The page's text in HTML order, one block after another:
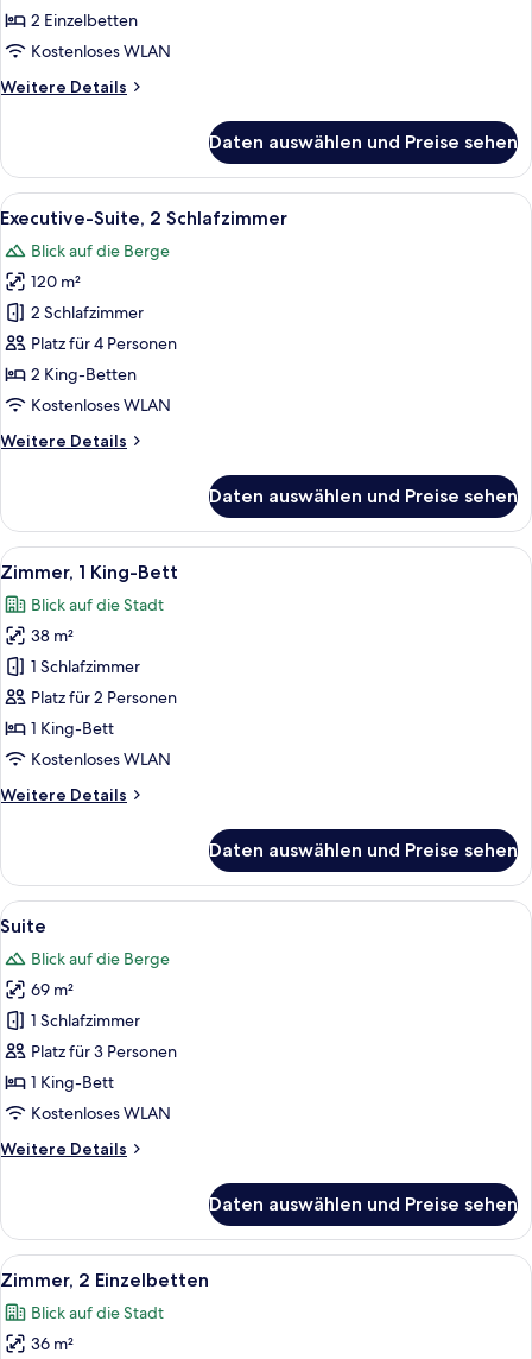
anzeigen
2 Einzelbetten
Kostenloses WLAN
Weitere Details
Weitere
Zimmer,
2 Einzelbetten
Daten auswählen und Preise sehen
Alle
Fotos
für
Executive-
Suite,
2 Schlafzimmer
anzeigen
Ein modernes Hotelzimmer mit Bett,
7
Executive-Suite, 2 Schlafzimmer
Blick auf die Berge
120 m²
2 Schlafzimmer
Platz für 4 Personen
2 King-Betten
Kostenloses WLAN
Weitere Details
Weitere
Suite,
2 Schlafzimmer
Daten auswählen und Preise sehen
Alle
Fotos
für
Zimmer,
1 King-
Bett
anzeigen
Ein modernes Hotelzimmer mit
14
Zimmer, 1 King-Bett
Blick auf die Stadt
38 m²
1 Schlafzimmer
Platz für 2 Personen
1 King-Bett
Kostenloses WLAN
Weitere Details
Weitere
1 King-
Bett
Daten auswählen und Preise sehen
Alle
Fotos
für
Suite
anzeigen
Ein modernes Hotelzimmer mit
16
Suite
Blick auf die Berge
69 m²
1 Schlafzimmer
Platz für 3 Personen
1 King-Bett
Kostenloses WLAN
Weitere Details
Weitere
Daten auswählen und Preise sehen
Alle
Fotos
für
Zimmer,
Ein Hotelzimmer mit zwei Betten,
7
Zimmer, 2 Einzelbetten
Blick auf die Stadt
36 m²